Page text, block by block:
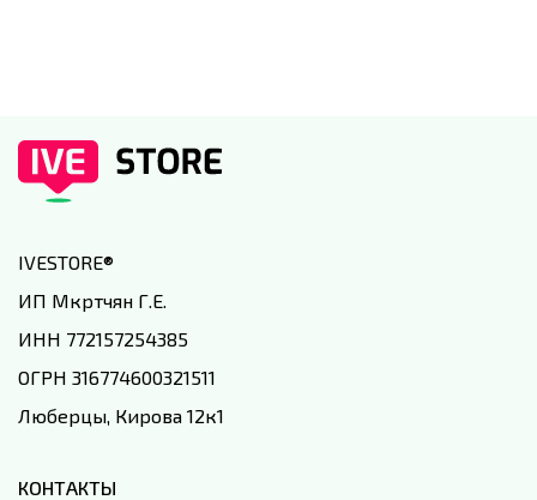
IVESTORE®
ИП Мкртчян Г.Е.
ИНН 772157254385
ОГРН 316774600321511
Люберцы, Кирова 12к1
КОНТАКТЫ